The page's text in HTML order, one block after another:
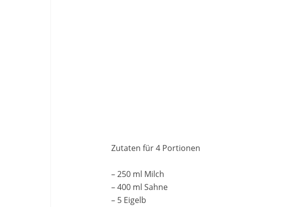
Zutaten für 4 Portionen
– 250 ml Milch
– 400 ml Sahne
– 5 Eigelb